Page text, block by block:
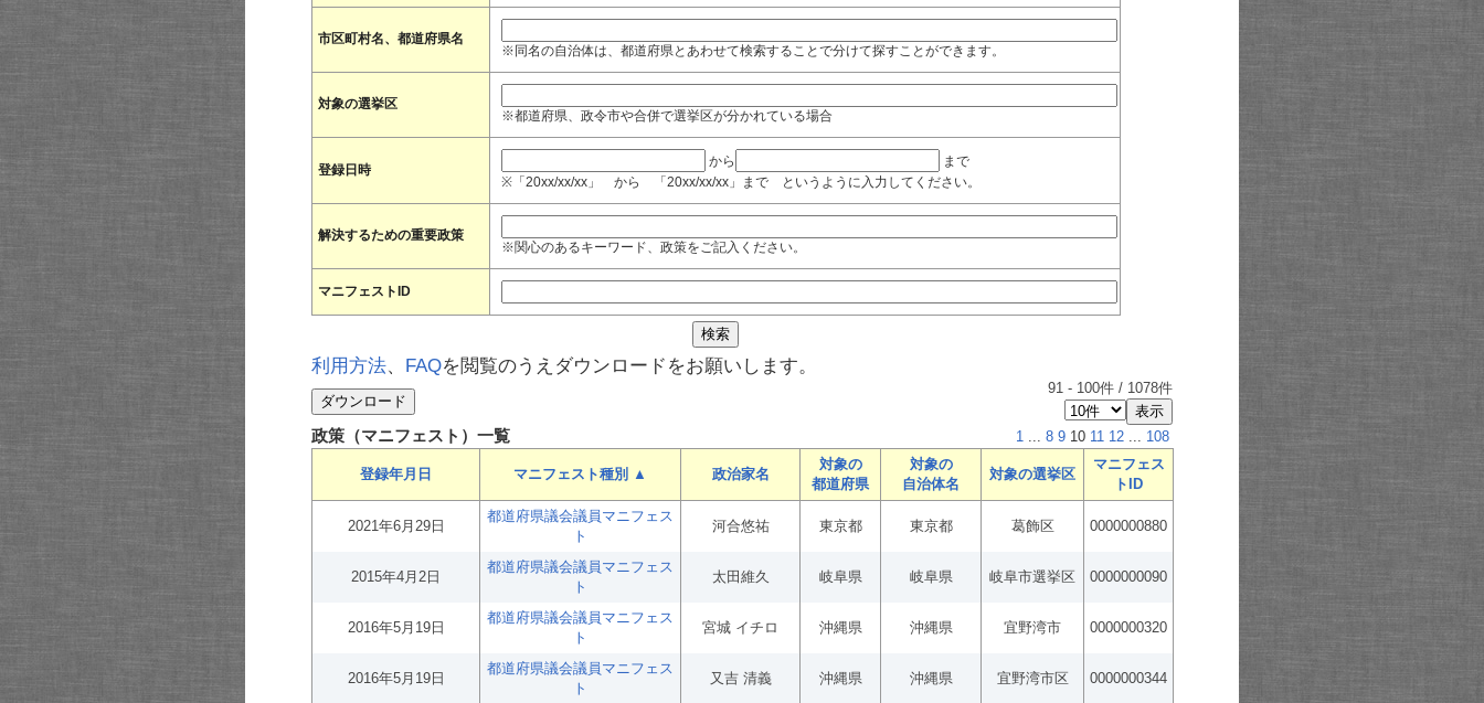
市区町村名、都道府県名
※同名の自治体は、都道府県とあわせて検索することで分けて探すことができます。
対象の選挙区
※都道府県、政令市や合併で選挙区が分かれている場合
登録日時
から
まで
※「20xx/xx/xx」 から 「20xx/xx/xx」まで というように入力してください。
解決するための重要政策
※関心のあるキーワード、政策をご記入ください。
マニフェストID
利用方法、 FAQを閲覧のうえダウンロードをお願いします。
91 - 100件 / 1078件
政策（マニフェスト）一覧 1 ... 8 9 10 11 12 ... 108
登録年月日 マニフェスト種別 ▲ 政治家名
対象の
都道府県
対象の
自治体名
対象の選挙区
マニフェス
トID
2021年6月29日
都道府県議会議員マニフェス
ト
河合悠祐 東京都 東京都 葛飾区 0000000880
2015年4月2日
都道府県議会議員マニフェス
ト
太田維久 岐阜県 岐阜県 岐阜市選挙区 0000000090
2016年5月19日
都道府県議会議員マニフェス
ト
宮城 イチロ 沖縄県 沖縄県 宜野湾市 0000000320
2016年5月19日
都道府県議会議員マニフェス
ト
又吉 清義 沖縄県 沖縄県 宜野湾市区 0000000344